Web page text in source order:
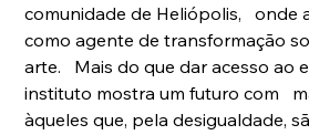
comunidade de Heliópolis,   onde
como agente de transformação
arte.   Mais do que dar acesso ao
instituto mostra um futuro com
àqueles que, pela desigualdade,